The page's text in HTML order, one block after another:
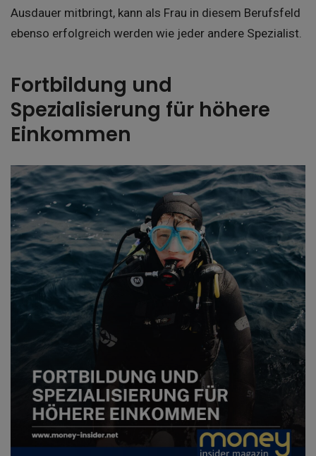
Ausdauer mitbringt, kann als Frau in diesem Berufsfeld
ebenso erfolgreich werden wie jeder andere Spezialist.
Fortbildung und
Spezialisierung für höhere
Einkommen